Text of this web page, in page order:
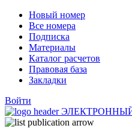
Новый номер
Все номера
Подписка
Материалы
Каталог расчетов
Правовая база
Закладки
Войти